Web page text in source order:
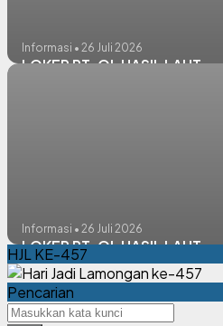
Informasi • 26 Juli 2026
LOKER PT. QL HASIL LAUT
Informasi • 26 Juli 2026
LOKER PT. QL HASIL LAUT
HJL KE-457
Pencarian